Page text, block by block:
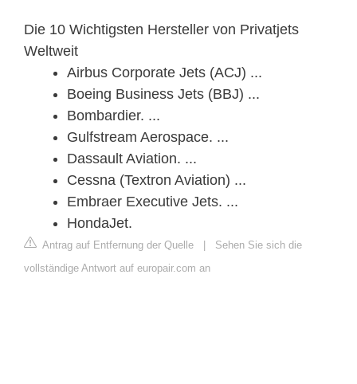
Die 10 Wichtigsten Hersteller von Privatjets
Weltweit
Airbus Corporate Jets (ACJ) ...
Boeing Business Jets (BBJ) ...
Bombardier. ...
Gulfstream Aerospace. ...
Dassault Aviation. ...
Cessna (Textron Aviation) ...
Embraer Executive Jets. ...
HondaJet.
Antrag auf Entfernung der Quelle | Sehen Sie sich die
vollständige Antwort auf europair.com an